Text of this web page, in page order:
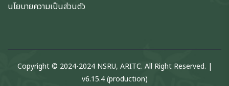
นโยบายความเป็นส่วนตัว
Copyright © 2024-2024 NSRU, ARITC. All Right Reserved. |
v6.15.4 (production)